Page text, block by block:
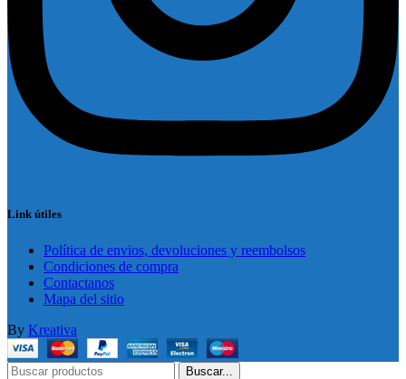
Link útiles
Política de envios, devoluciones y reembolsos
Condiciones de compra
Contactanos
Mapa del sitio
By Kreativa
Buscar...